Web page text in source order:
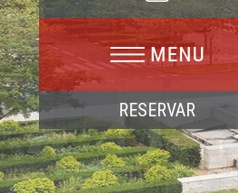
RESERVAR